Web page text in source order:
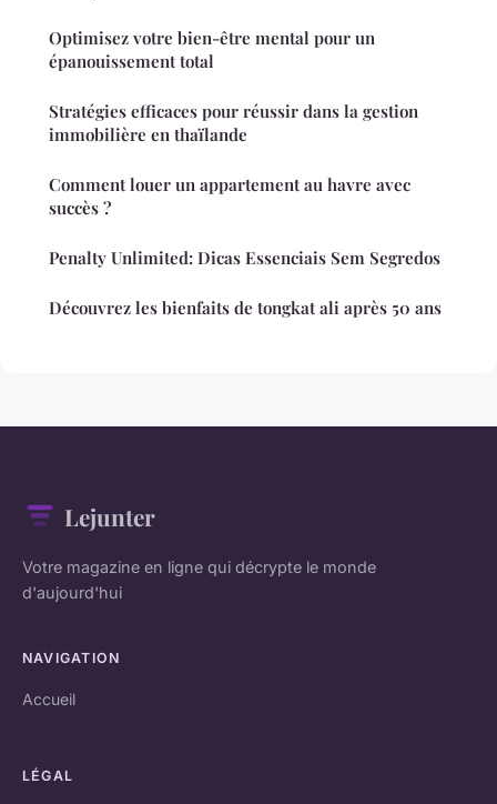
Optimisez votre bien-être mental pour un
épanouissement total
Stratégies efficaces pour réussir dans la gestion
immobilière en thaïlande
Comment louer un appartement au havre avec
succès ?
Penalty Unlimited: Dicas Essenciais Sem Segredos
Découvrez les bienfaits de tongkat ali après 50 ans
Lejunter
Votre magazine en ligne qui décrypte le monde
d'aujourd'hui
NAVIGATION
Accueil
LÉGAL